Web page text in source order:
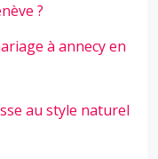
?
à annecy en
au style naturel